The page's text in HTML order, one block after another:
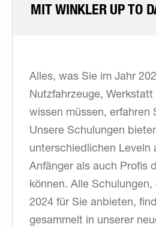
MIT WINKLER UP TO
Alles, was Sie im Jahr
Nutzfahrzeuge, Werkstatt
wissen müssen, erfahren
Unsere Schulungen
unterschiedlichen Leveln
Anfänger als auch Profis
können. Alle
2024 für Sie anbieten,
gesammelt in unserer